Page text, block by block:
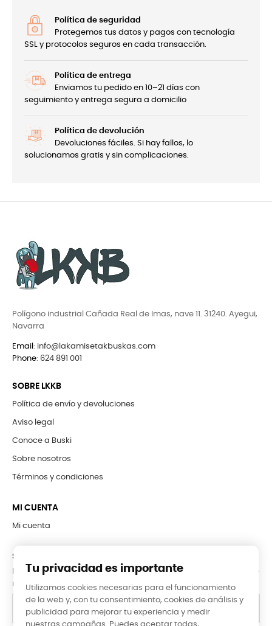
Política de seguridad
Protegemos tus datos y pagos con tecnología
SSL y protocolos seguros en cada transacción.
Política de entrega
Enviamos tu pedido en 10–21 días con
seguimiento y entrega segura a domicilio
Política de devolución
Devoluciones fáciles. Si hay fallos, lo
solucionamos gratis y sin complicaciones.
Polígono industrial Cañada Real de Imas, nave 11. 31240. Ayegui,
Navarra
Email : info@lakamisetakbuskas.com
Phone: 624 891 001
SOBRE LKKB
Política de envío y devoluciones
Aviso legal
Conoce a Buski
Sobre nosotros
Términos y condiciones
MI CUENTA
Mi cuenta
SUBCRÍBETE A LA NEWSLETTER
Puede darse de baja en cualquier momento. Para ello, consulte
nuestra información de contacto en el aviso legal.
Tu privacidad es importante
Utilizamos cookies necesarias para el funcionamiento
de la web y, con tu consentimiento, cookies de análisis y
publicidad para mejorar tu experiencia y medir